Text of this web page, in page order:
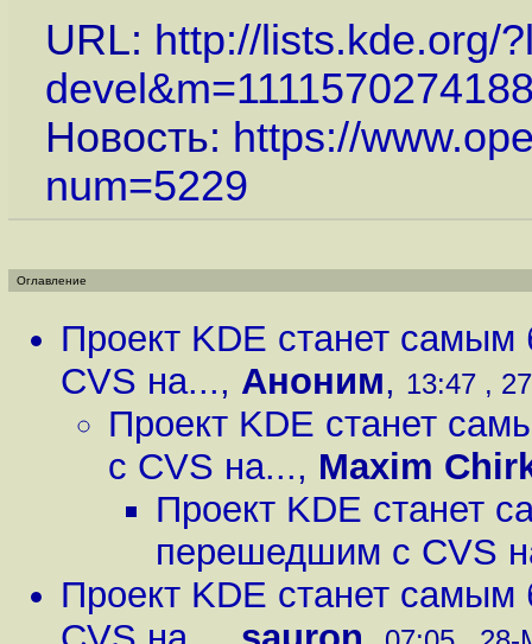
URL: http://lists.kde.org/
Новость: https://
num=5229
Оглавление
Проект KDE станет
CVS на..., Аноним, 13:47 ,
Проект KDE станет
с CVS на..., Maxim
Проект KDE станет
перешедшим с CVS
Проект KDE станет